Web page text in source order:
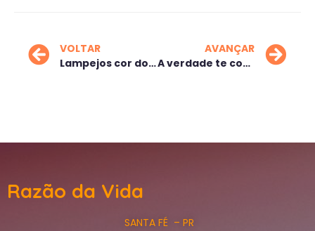
VOLTAR
Lampejos cor do mar
AVANÇAR
A verdade te convida
Razão da Vida
SANTA FÉ – PR